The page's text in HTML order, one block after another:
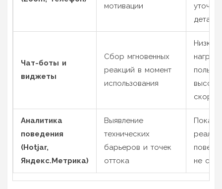
мотивации
детали
Чат-боты и
виджеты
Сбор мгновенных
реакций в момент
использования
Низкая
Аналитика
поведения
(Hotjar,
Яндекс.Метрика)
Выявление
технических
барьеров и точек
оттока
не